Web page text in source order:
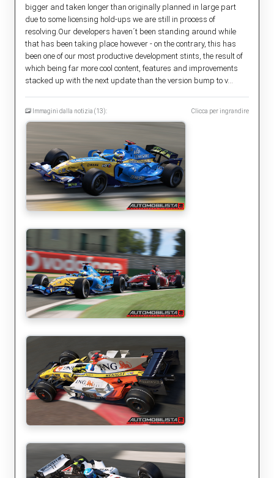
bigger and taken longer than originally planned in large part
due to some licensing hold-ups we are still in process of
resolving.Our developers haven´t been standing around while
that has been taking place however - on the contrary, this has
been one of our most productive development stints, the result of
which being far more cool content, features and improvements
stacked up with the next update than the version bump to v...
Immagini dalla notizia (13): Clicca per ingrandire